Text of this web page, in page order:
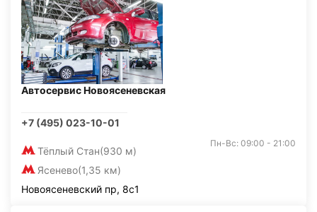
Автосервис Новоясеневская
+7 (495) 023-10-01
Тёплый Стан(930 м)
Ясенево(1,35 км)
Пн-Вс: 09:00 - 21:00
Новоясеневский пр, 8с1